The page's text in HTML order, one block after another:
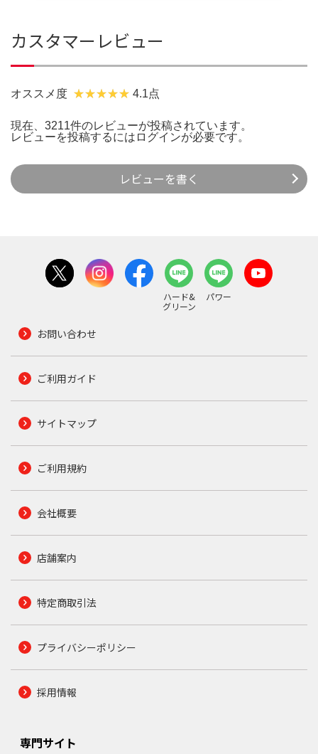
カスタマーレビュー
オススメ度 4.1点
現在、3211件のレビューが投稿されています。
レビューを投稿するには ログインが必要です。
レビューを書く
ハード&
グリーン
パワー
お問い合わせ
ご利用ガイド
サイトマップ
ご利用規約
会社概要
店舗案内
特定商取引法
プライバシーポリシー
採用情報
専門サイト